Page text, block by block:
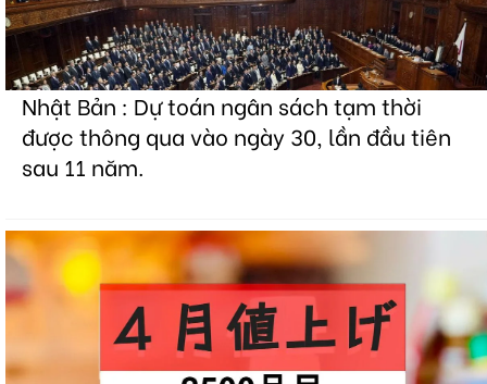
Nhật Bản : Dự toán ngân sách tạm thời
được thông qua vào ngày 30, lần đầu tiên
sau 11 năm.